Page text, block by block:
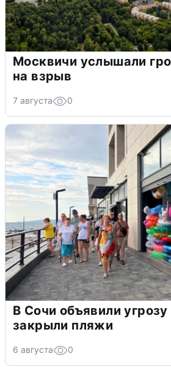
Москвичи услышали
на взрыв
7 августа 0
В Сочи объявили
закрыли пляжи
6 августа 0